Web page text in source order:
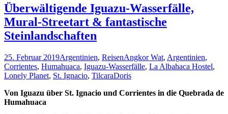
Fels-
Formationen
in
Bolivien
und
Überwältigende Iguazu-Wasserfälle,
Mural-Streetart & fantastische
Steinlandschaften
25. Februar 2019Argentinien, ReisenAngkor Wat, Argentinien,
Corrientes, Humahuaca, Iguazu-Wasserfälle, La Albahaca Hostel,
Lonely Planet, St. Ignacio, TilcaraDoris
Von Iguazu über St. Ignacio und Corrientes in die Quebrada de
Humahuaca